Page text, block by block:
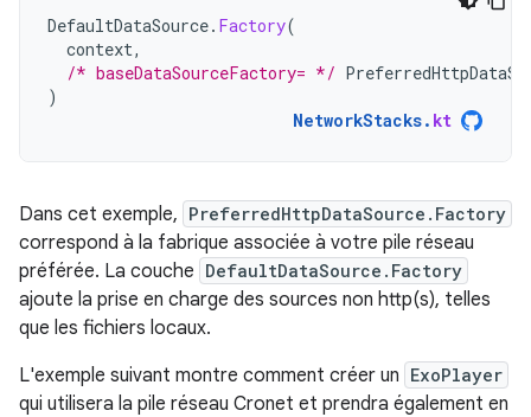
DefaultDataSource. Factory(
context,
/* baseDataSourceFactory= */
)
NetworkStacks. kt
Dans cet exemple, PreferredHttpDataSource.Factory
correspond à la fabrique associée à votre pile réseau
préférée. La couche DefaultDataSource.Factory
ajoute la prise en charge des sources non http(s), telles
que les fichiers locaux.
L'exemple suivant montre comment créer un ExoPlayer
qui utilisera la pile réseau Cronet et prendra également en